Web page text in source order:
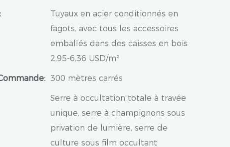
Tuyaux en acier conditionnés en
fagots, avec tous les accessoires
emballés dans des caisses en bois
2,95-6,36 USD/m²
300 mètres carrés
Serre à occultation totale à travée
unique, serre à champignons sous
privation de lumière, serre de
culture sous film occultant